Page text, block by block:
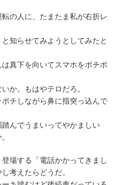
の人に、たまたま私が右折レ
と知らせてみようとしてみたと
真下を向いてスマホをポチポ
か。もはやテロだろ。
チしながら鼻に指突っ込んで
んでうまいってやかましい
場する「電話かかってきまし
考えたらどうだ。